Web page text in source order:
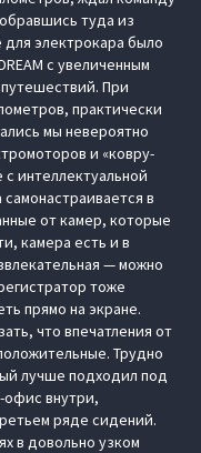
туда из
электрокара было
с увеличенным
При
практически
мы невероятно
и «ковру-
интеллектуальной
в
от камер, которые
камера есть и в
— можно
тоже
прямо на экране.
что впечатления от
Трудно
лучше подходил под
внутри,
ряде сидений.
в довольно узком